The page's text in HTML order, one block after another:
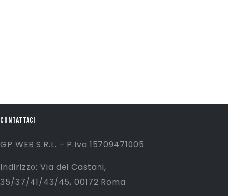
CONTATTACI
GP WEB S.R.L. – P.Iva 15709471005
Indirizzo: Via dei Castani,
35/37/41/43/45, 00172 Roma